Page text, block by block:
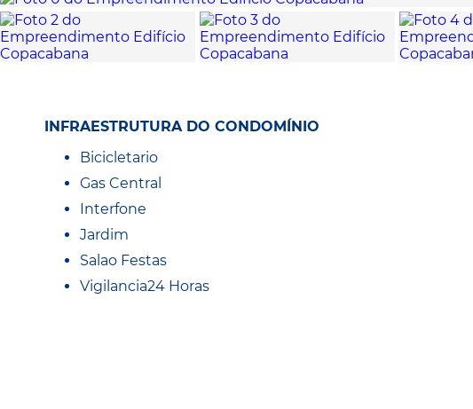
INFRAESTRUTURA DO CONDOMÍNIO
Bicicletario
Gas Central
Interfone
Jardim
Salao Festas
Vigilancia24 Horas